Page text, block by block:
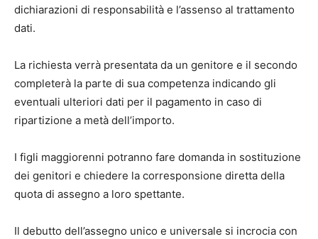
dichiarazioni di responsabilità e l’assenso al trattamento
dati.
La richiesta verrà presentata da un genitore e il secondo
completerà la parte di sua competenza indicando gli
eventuali ulteriori dati per il pagamento in caso di
ripartizione a metà dell’importo.
I figli maggiorenni potranno fare domanda in sostituzione
dei genitori e chiedere la corresponsione diretta della
quota di assegno a loro spettante.
Il debutto dell’assegno unico e universale si incrocia con